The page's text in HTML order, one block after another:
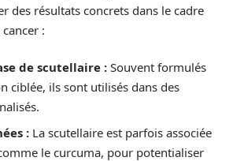
des résultats concrets dans le cadre
:
de scutellaire : Souvent formulés
ciblée, ils sont utilisés dans des
: La scutellaire est parfois associée
le curcuma, pour potentialiser